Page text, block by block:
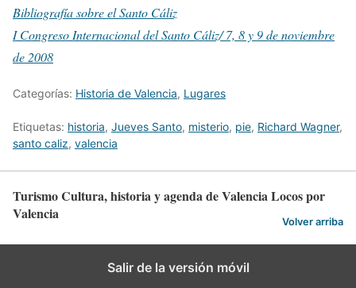
Bibliografía sobre el Santo Cáliz
I Congreso Internacional del Santo Cáliz/ 7, 8 y 9 de noviembre
de 2008
Categorías: Historia de Valencia, Lugares
Etiquetas: historia, Jueves Santo, misterio, pie, Richard Wagner,
santo caliz, valencia
Turismo Cultura, historia y agenda de Valencia Locos por
Valencia
Volver arriba
Salir de la versión móvil